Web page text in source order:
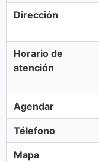
Dirección
Horario de
atención
Agendar
Télefono
Mapa